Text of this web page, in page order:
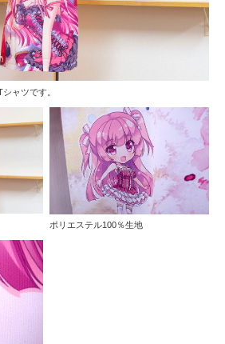
ャツです。
ポリエステル100％生地